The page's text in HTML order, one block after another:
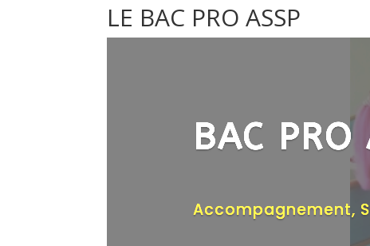
LE BAC PRO ASSP
BAC PRO
Accompagnement,